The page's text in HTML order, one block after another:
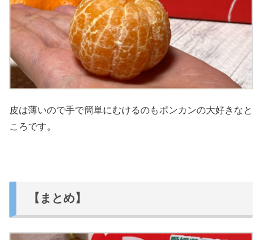
皮は薄いので手で簡単にむけるのもポンカンの大好きなと
ころです。
【まとめ】